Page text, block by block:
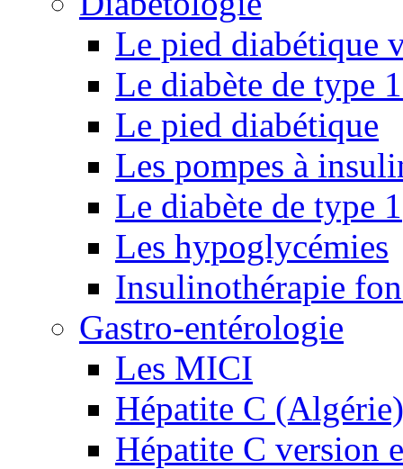
Le pied diabétique
Le diabète de type
Le pied diabétique
Les pompes à
Le diabète de type 1
Les hypoglycémies
Insulinothérapie
Gastro-entérologie
Les MICI
Hépatite C (Algérie)
Hépatite C version